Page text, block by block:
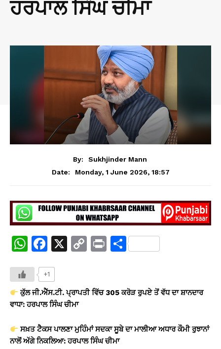
ਹਰਪਾਲ ਸਿੰਘ ਚੀਮਾ
By:
Sukhjinder Mann
Date:
Monday, 1 June 2026, 18:57
W
at
s
A
p
p
F
c
e
b
o
o
X
C
y
n
k
Pr S
e
+1
ਕੁੱਲ ਜੀ.ਐੱਸ.ਟੀ. ਪ੍ਰਾਪਤੀ ਵਿੱਚ 305 ਕਰੋੜ ਰੁਪਏ ਤੋਂ ਵੱਧ ਦਾ ਸ਼ਾਨਦਾਰ
ਵਾਧਾ: ਹਰਪਾਲ ਸਿੰਘ ਚੀਮਾ
ਸਖ਼ਤ ਟੈਕਸ ਪਾਲਣਾ ਮੁਹਿੰਮਾਂ ਸਦਕਾ ਸੂਬੇ ਦਾ ਮਾਲੀਆ ਅਧਾਰ ਕੌਮੀ ਰੁਝਾਨਾਂ
ਨਾਲੋਂ ਅੱਗੇ ਨਿਕਲਿਆ: ਹਰਪਾਲ ਸਿੰਘ ਚੀਮਾ